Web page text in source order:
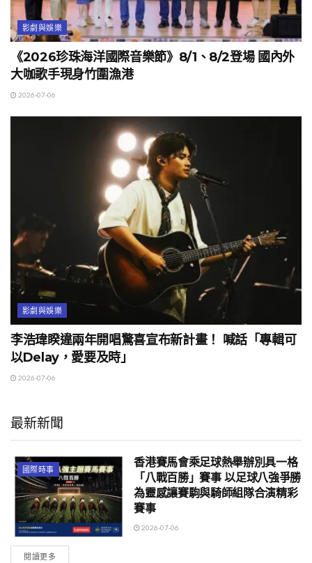
影劇與娛樂
《2026珍珠海洋國際音樂節》8/1、8/2登場 國內外
大咖歌手現身竹圍漁港
2026-07-06
影劇與娛樂
李浩瑋睽違兩年開唱驚喜宣布新計畫！ 喊話「專輯可
以Delay，愛要及時」
2026-07-06
最新新聞
國際時事
香港賽馬會乘足球熱舉辦別具一格
「八戰百勝」賽事 以足球八強爭勝
為靈感讓賽駒與騎師組隊合演精彩
賽事
2026-07-06
閱讀更多